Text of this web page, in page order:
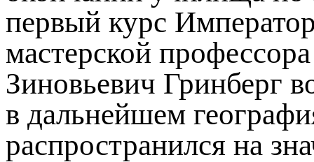
первый курс
мастерской
Зиновьевич Гринберг
в дальнейшем
распространился на